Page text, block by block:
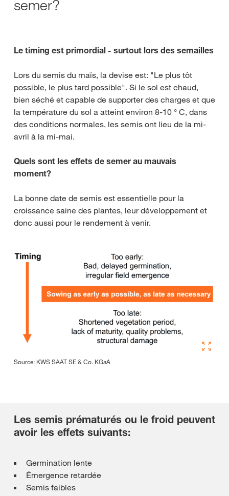
semer?
Le timing est primordial - surtout lors des semailles
Lors du semis du maïs, la devise est: "Le plus tôt
possible, le plus tard possible". Si le sol est chaud,
bien séché et capable de supporter des charges et que
la température du sol a atteint environ 8-10 ° C, dans
des conditions normales, les semis ont lieu de la mi-
avril à la mi-mai.
Quels sont les effets de semer au mauvais
moment?
La bonne date de semis est essentielle pour la
croissance saine des plantes, leur développement et
donc aussi pour le rendement à venir.
Source: KWS SAAT SE & Co. KGaA
Les semis prématurés ou le froid peuvent
avoir les effets suivants:
Germination lente
Émergence retardée
Semis faibles